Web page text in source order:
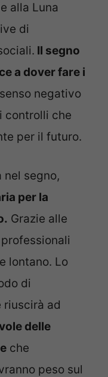
alla Luna
di
Il segno
a dover fare i
negativo
controlli che
per il futuro.
nel segno,
per la
Grazie alle
lontano. Lo
di
riuscirà ad
delle
che
peso sul